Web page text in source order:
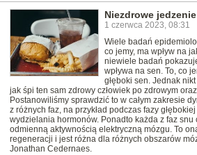
Niezdrowe
1 czerwca 2023, 08:31
Wiele badań
co jemy, ma wpływ na
niewiele badań
wpływa na sen. To, co
głęboki sen. Jednak
jak śpi ten sam zdrowy człowiek po zdrowym
Postanowiliśmy sprawdzić to w całym zakresie
z różnych faz, na przykład podczas fazy
wydzielania hormonów. Ponadto każda z faz snu
odmienną aktywnością elektryczną mózgu. To
regeneracji i jest różna dla różnych obszarów
Jonathan Cedernaes.